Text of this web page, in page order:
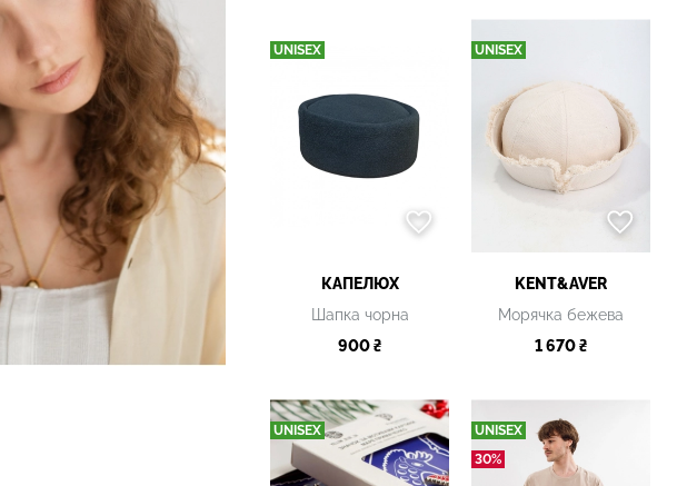
UNISEX
КАПЕЛЮХ
Шапка чорна
900 ₴
UNISEX
KENT&AVER
Морячка бежева
1 670 ₴
UNISEX
UNISEX
30%